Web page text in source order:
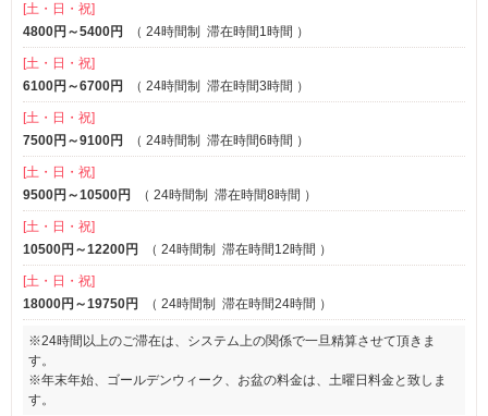
[土・日・祝]
4800円～5400円
（ 24時間制 滞在時間1時間 ）
[土・日・祝]
6100円～6700円
（ 24時間制 滞在時間3時間 ）
[土・日・祝]
7500円～9100円
（ 24時間制 滞在時間6時間 ）
[土・日・祝]
9500円～10500円
（ 24時間制 滞在時間8時間 ）
[土・日・祝]
10500円～12200円
（ 24時間制 滞在時間12時間 ）
[土・日・祝]
18000円～19750円
（ 24時間制 滞在時間24時間 ）
※24時間以上のご滞在は、システム上の関係で一旦精算させて頂きま
す。
※年末年始、ゴールデンウィーク、お盆の料金は、土曜日料金と致しま
す。